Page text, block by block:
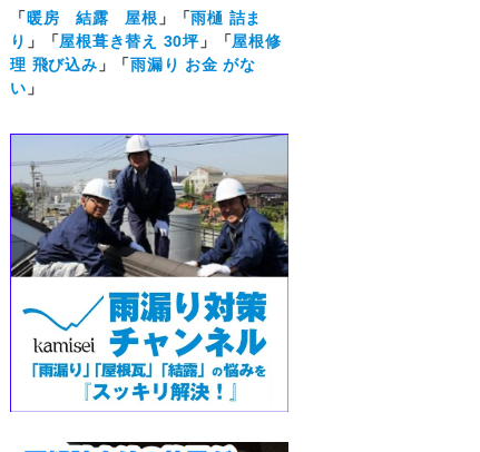
「暖房 結露 屋根 」「雨樋 詰ま
り 」「屋根葺き替え 30坪」「屋根修
理 飛び込み 」「雨漏り お金 がな
い 」